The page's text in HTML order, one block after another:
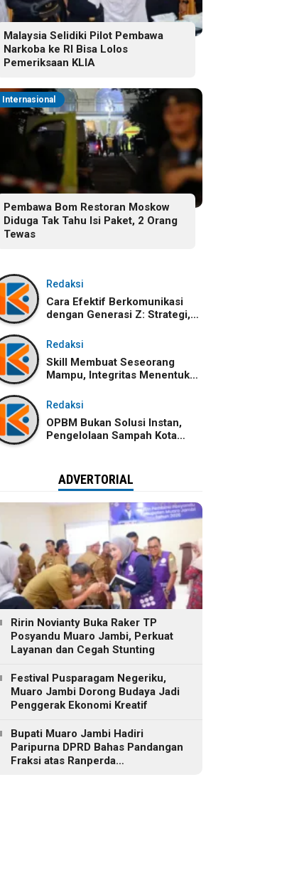
Malaysia Selidiki Pilot Pembawa
Narkoba ke RI Bisa Lolos
Pemeriksaan KLIA
Internasional
Pembawa Bom Restoran Moskow
Diduga Tak Tahu Isi Paket, 2 Orang
Tewas
Redaksi
Cara Efektif Berkomunikasi
dengan Generasi Z: Strategi,
Tantangannya
Redaksi
Skill Membuat Seseorang
Mampu, Integritas Menentukan
Dibawa
Redaksi
OPBM Bukan Solusi Instan,
Pengelolaan Sampah Kota
ADVERTORIAL
Ririn Novianty Buka Raker TP
Posyandu Muaro Jambi, Perkuat
Layanan dan Cegah Stunting
Festival Pusparagam Negeriku,
Muaro Jambi Dorong Budaya Jadi
Penggerak Ekonomi Kreatif
Bupati Muaro Jambi Hadiri
Paripurna DPRD Bahas Pandangan
Fraksi atas Ranperda